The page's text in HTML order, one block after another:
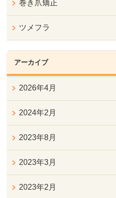
巻き爪矯正
ツメフラ
アーカイブ
2026年4月
2024年2月
2023年8月
2023年3月
2023年2月